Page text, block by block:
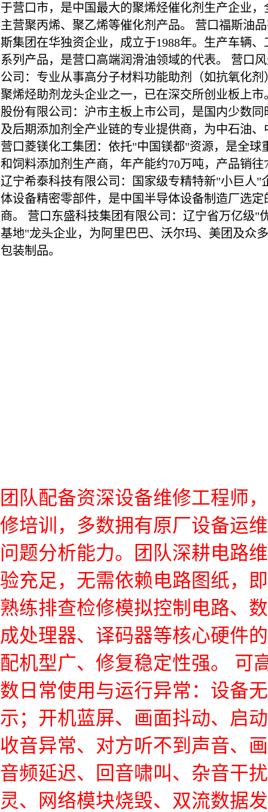
于营口市，是中国最大的聚烯烃催化剂生产企业
主营聚丙烯、聚乙烯等催化剂产品。 营口福斯油
斯集团在华独资企业，成立于1988年。生产车辆
系列产品，是营口高端润滑油领域的代表。 营口
公司：专业从事高分子材料功能助剂（如抗氧化
聚烯烃助剂龙头企业之一，已在深交所创业板上
股份有限公司：沪市主板上市公司，是国内少数
及后期添加剂全产业链的专业提供商，为中石油
营口菱镁化工集团：依托"中国镁都"资源，是全球
和饲料添加剂生产商，年产能约70万吨，产品销往
辽宁希泰科技有限公司：国家级专精特新"小巨人"
体设备精密零部件，是中国半导体设备制造厂选
商。 营口东盛科技集团有限公司：辽宁省万亿级"
基地"龙头企业，为阿里巴巴、沃尔玛、美团及众
包装制品。
团队配备资深设备维修工程师
修培训，多数拥有原厂设备运
问题分析能力。团队深耕电路
验充足，无需依赖电路图纸，
熟练排查检修模拟控制电路、
成处理器、译码器等核心硬件
配机型广、修复稳定性强。 可
数日常使用与运行异常：设备
示；开机蓝屏、画面抖动、启
收音异常、对方听不到声音、
音频延迟、回音啸叫、杂音干
灵、网络模块烧毁、双流数据